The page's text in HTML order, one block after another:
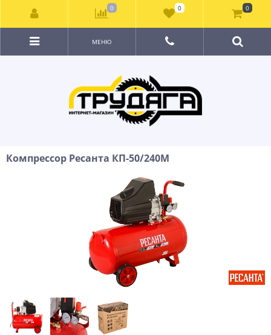
МЕНЮ
Компрессор Ресанта КП-50/240М
0 0 0